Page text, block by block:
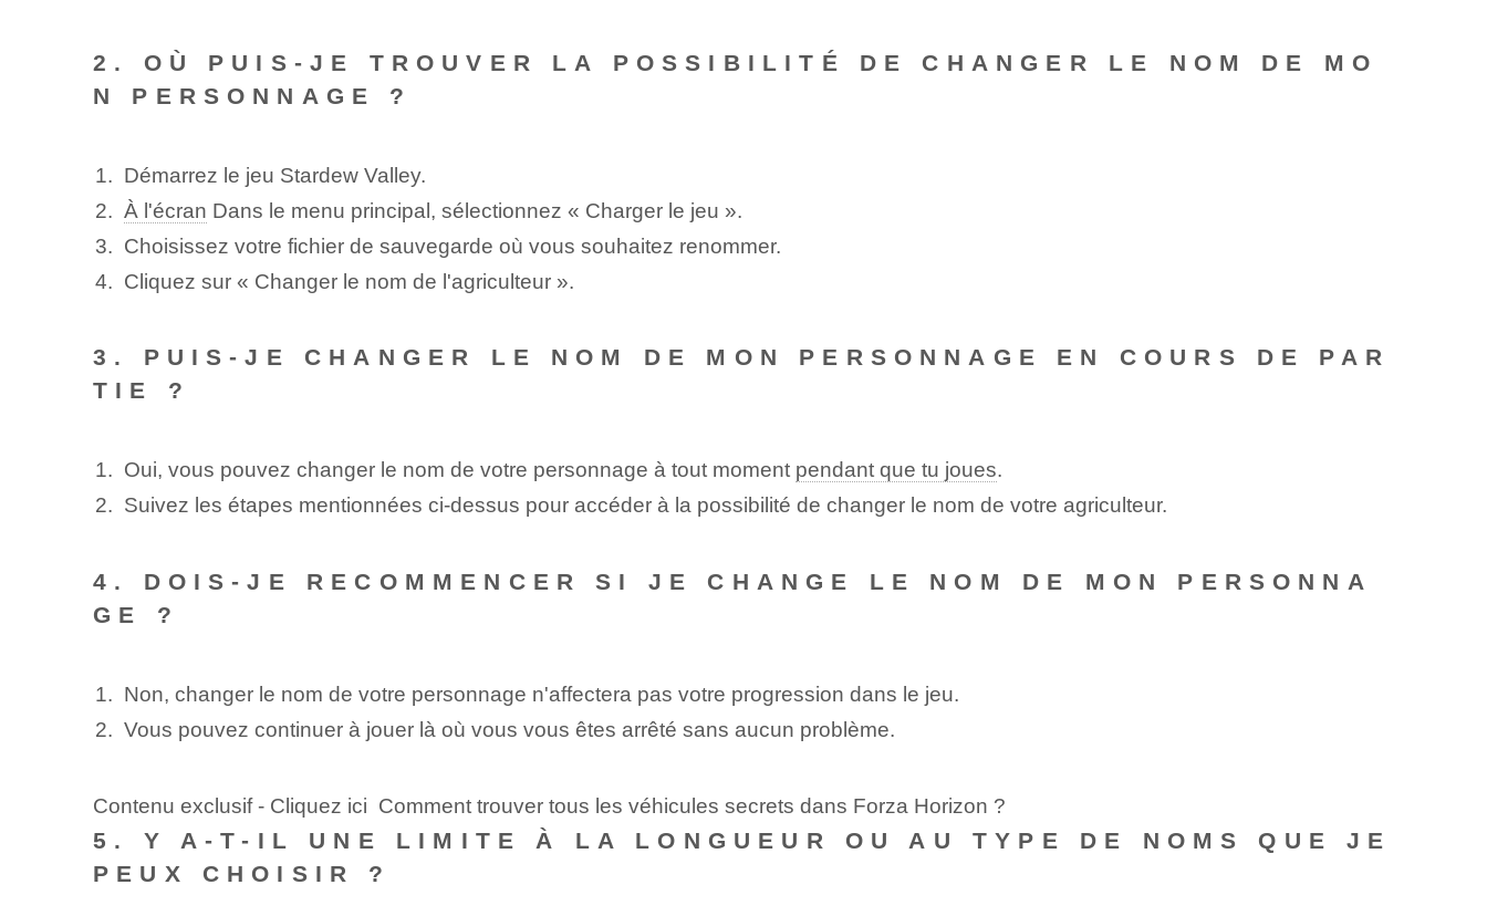
2. OÙ PUIS-JE TROUVER LA POSSIBILITÉ DE CHANGER LE NOM DE MO
N PERSONNAGE ?
Démarrez le jeu Stardew Valley.
À l'écran Dans le menu principal, sélectionnez « Charger le jeu ».
Choisissez votre fichier de sauvegarde où vous souhaitez renommer.
Cliquez sur « Changer le nom de l'agriculteur ».
3. PUIS-JE CHANGER LE NOM DE MON PERSONNAGE EN COURS DE PAR
TIE ?
Oui, vous pouvez changer le nom de votre personnage à tout moment pendant que tu joues.
Suivez les étapes mentionnées ci-dessus pour accéder à la possibilité de changer le nom de votre agriculteur.
4. DOIS-JE RECOMMENCER SI JE CHANGE LE NOM DE MON PERSONNA
GE ?
Non, changer le nom de votre personnage n'affectera pas votre progression dans le jeu.
Vous pouvez continuer à jouer là où vous vous êtes arrêté sans aucun problème.
Contenu exclusif - Cliquez ici Comment trouver tous les véhicules secrets dans Forza Horizon ?
5. Y A-T-IL UNE LIMITE À LA LONGUEUR OU AU TYPE DE NOMS QUE JE
PEUX CHOISIR ?